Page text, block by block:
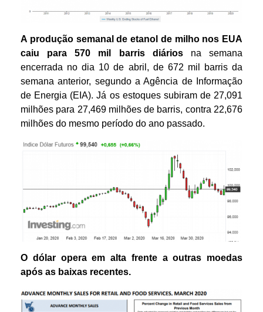
A produção semanal de etanol de milho nos EUA
caiu para 570 mil barris diáriosna semana
encerrada no dia 10 de abril, de 672 mil barris da
semana anterior, segundo a Agência de Informação
de Energia (EIA). Já os estoques subiram de 27,091
milhões para 27,469 milhões de barris, contra 22,676
milhões do mesmo período do ano passado.
O dólar opera em alta frente a outras moedas
após as baixas recentes.